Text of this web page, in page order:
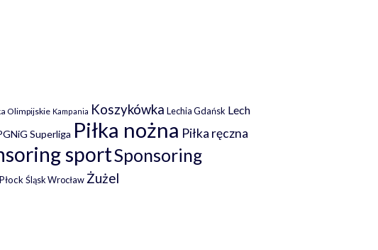
Olimpijskie Kampania Koszykówka Lechia Gdańsk Lech
Superliga Piłka nożna Piłka ręczna
sportSponsoring
Śląsk Wrocław Żużel